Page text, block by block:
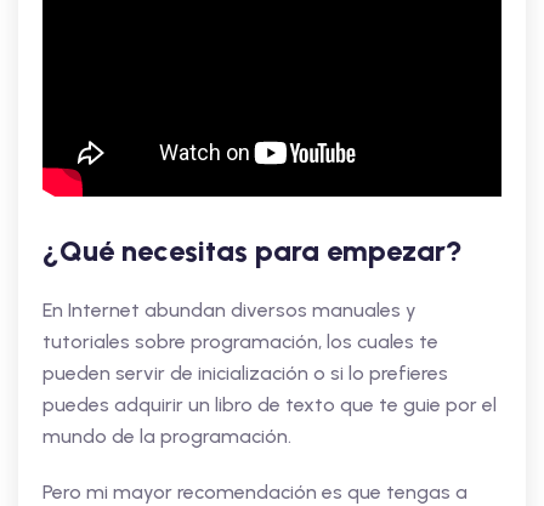
¿Qué necesitas para empezar?
En Internet abundan diversos manuales y
tutoriales sobre programación, los cuales te
pueden servir de inicialización o si lo prefieres
puedes adquirir un libro de texto que te guie por el
mundo de la programación.
Pero mi mayor recomendación es que tengas a